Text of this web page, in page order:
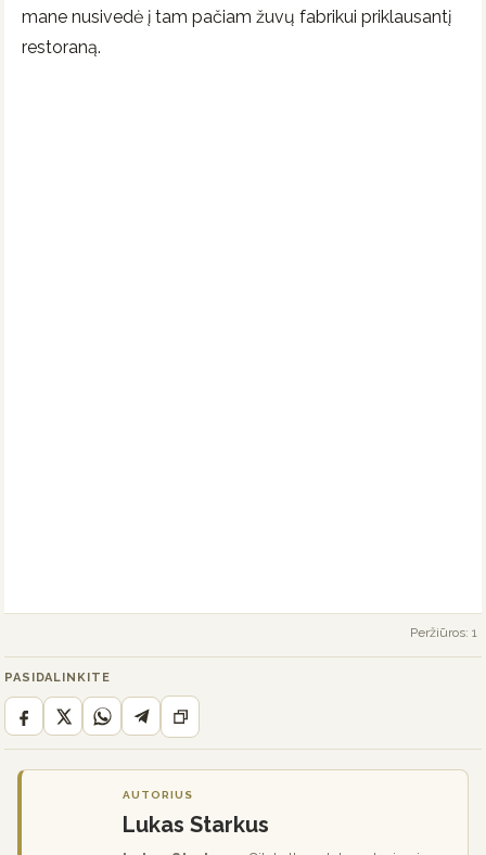
mane nusivedė į tam pačiam žuvų fabrikui priklausantį
restoraną.
Peržiūros: 1
PASIDALINKITE
AUTORIUS
Lukas Starkus